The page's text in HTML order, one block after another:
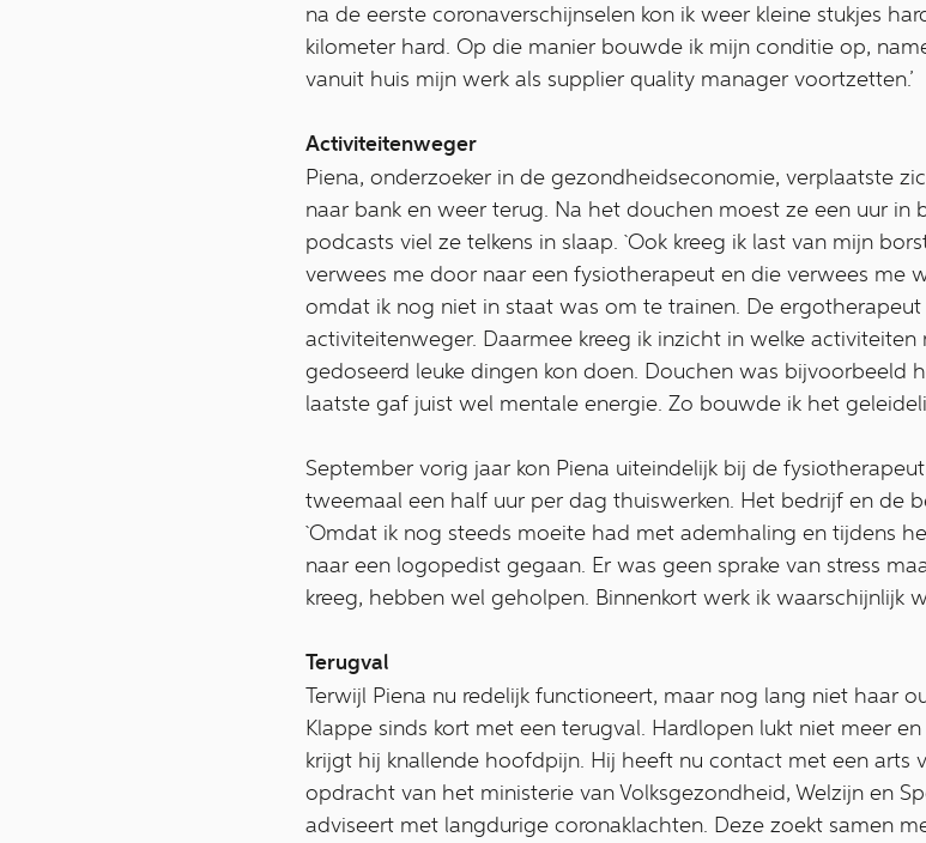
na de eerste coronaverschijnselen kon ik weer kleine stukjes
kilometer hard. Op die manier bouwde ik mijn conditie op,
vanuit huis mijn werk als supplier quality manager voortzetten.’
Activiteitenweger
Piena, onderzoeker in de gezondheidseconomie, verplaatste
naar bank en weer terug. Na het douchen moest ze een uur in
podcasts viel ze telkens in slaap. `Ook kreeg ik last van mijn
verwees me door naar een fysiotherapeut en die verwees me
omdat ik nog niet in staat was om te trainen. De
activiteitenweger. Daarmee kreeg ik inzicht in welke
gedoseerd leuke dingen kon doen. Douchen was bijvoorbeeld
laatste gaf juist wel mentale energie. Zo bouwde ik het
September vorig jaar kon Piena uiteindelijk bij de
tweemaal een half uur per dag thuiswerken. Het bedrijf en de
`Omdat ik nog steeds moeite had met ademhaling en tijdens
naar een logopedist gegaan. Er was geen sprake van stress
kreeg, hebben wel geholpen. Binnenkort werk ik waarschijnlijk
Terugval
Terwijl Piena nu redelijk functioneert, maar nog lang niet haar
Klappe sinds kort met een terugval. Hardlopen lukt niet meer
krijgt hij knallende hoofdpijn. Hij heeft nu contact met een arts
opdracht van het ministerie van Volksgezondheid, Welzijn en
adviseert met langdurige coronaklachten. Deze zoekt samen